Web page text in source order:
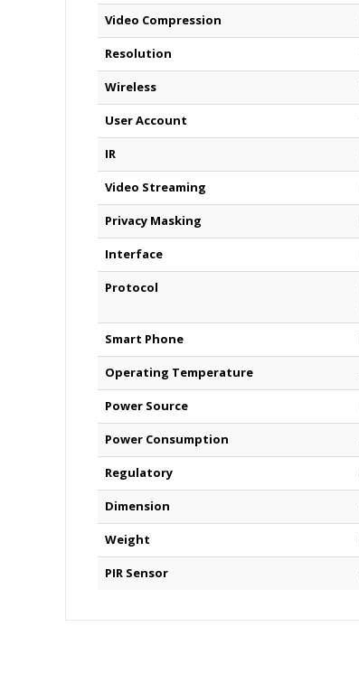
Video Compression
Resolution
Wireless
User Account
IR
Video Streaming
Privacy Masking
Interface
Protocol
Smart Phone
Operating Temperature
Power Source
Power Consumption
Regulatory
Dimension
Weight
PIR Sensor